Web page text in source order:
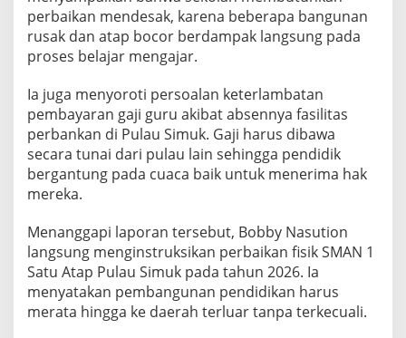
k
S
u
m
t
B
a
n
g
u
a
y
a
n
a
n
perbaikan mendesak, karena beberapa bangunan
rusak dan atap bocor berdampak langsung pada
proses belajar mengajar.
Ia juga menyoroti persoalan keterlambatan
pembayaran gaji guru akibat absennya fasilitas
perbankan di Pulau Simuk. Gaji harus dibawa
secara tunai dari pulau lain sehingga pendidik
bergantung pada cuaca baik untuk menerima hak
mereka.
Menanggapi laporan tersebut, Bobby Nasution
langsung menginstruksikan perbaikan fisik SMAN 1
Satu Atap Pulau Simuk pada tahun 2026. Ia
menyatakan pembangunan pendidikan harus
merata hingga ke daerah terluar tanpa terkecuali.